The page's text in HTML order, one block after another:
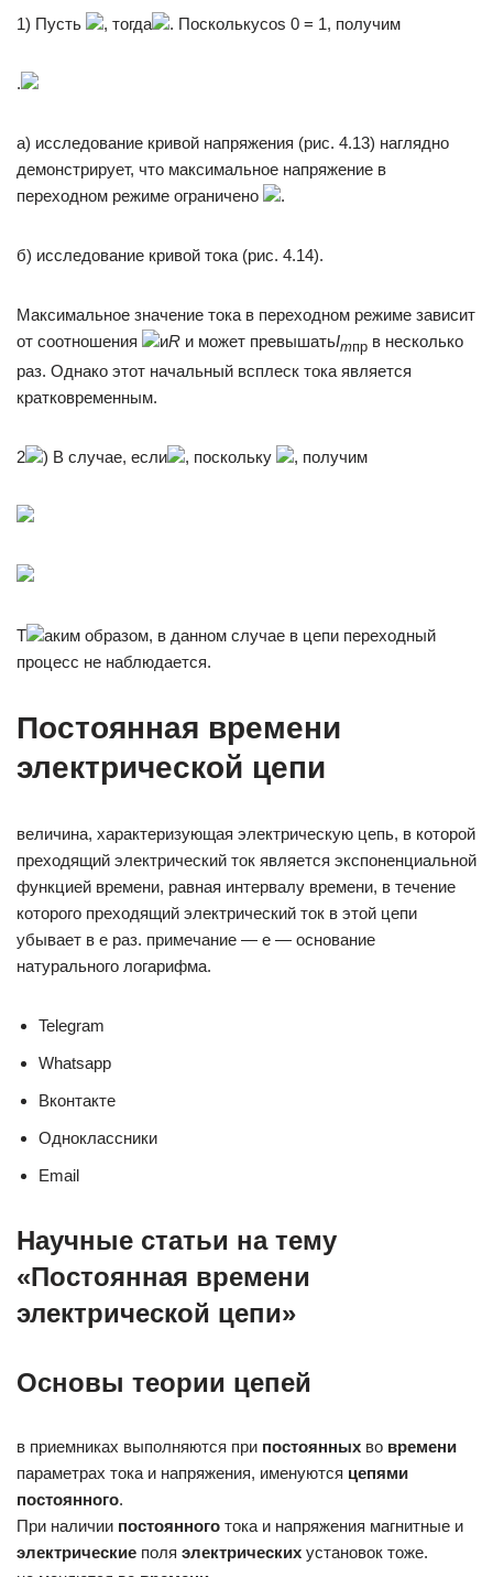
1) Пусть , тогда . Посколькуcos 0 = 1, получим
.
а) исследование кривой напряжения (рис. 4.13) наглядно
демонстрирует, что максимальное напряжение в
переходном режиме ограничено
.
б) исследование кривой тока (рис. 4.14).
Максимальное значение тока в переходном режиме зависит
от соотношения
иR и может превышатьImпр в несколько
раз. Однако этот начальный всплеск тока является
кратковременным.
2 ) В случае, если , поскольку , получим
Т
аким образом, в данном случае в цепи переходный
процесс не наблюдается.
Постоянная времени
электрической цепи
величина, характеризующая электрическую цепь, в которой
преходящий электрический ток является экспоненциальной
функцией времени, равная интервалу времени, в течение
которого преходящий электрический ток в этой цепи
убывает в е раз. примечание — е — основание
натурального логарифма.
Telegram
Whatsapp
Вконтакте
Одноклассники
Email
Научные статьи на тему
«Постоянная времени
электрической цепи»
Основы теории цепей
в приемниках выполняются при постоянных во времени
параметрах тока и напряжения, именуются цепями
постоянного.
При наличии постоянного тока и напряжения магнитные и
электрические поля электрических установок тоже.